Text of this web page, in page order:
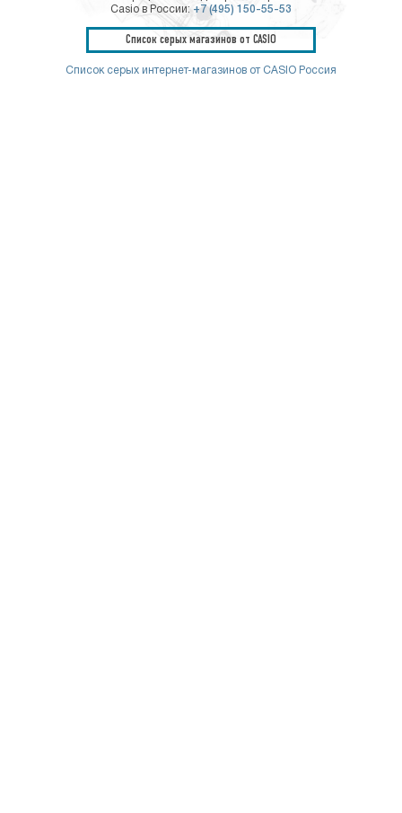
Casio в России: +7 (495) 150-55-53
Список серых магазинов от CASIO
Список серых интернет-магазинов от CASIO Россия